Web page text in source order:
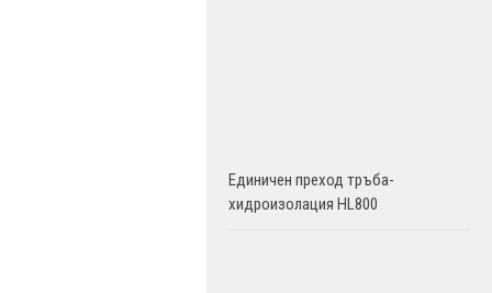
Единичен преход тръба-
хидроизолация HL800